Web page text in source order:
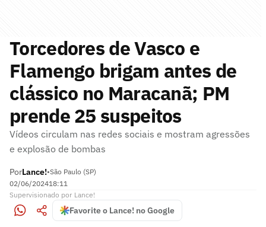
Torcedores de Vasco e
Flamengo brigam antes de
clássico no Maracanã; PM
prende 25 suspeitos
Vídeos circulam nas redes sociais e mostram agressões
e explosão de bombas
PorLance!•São Paulo (SP)
02/06/202418:11
Supervisionado por Lance!
Favorite o Lance! no Google